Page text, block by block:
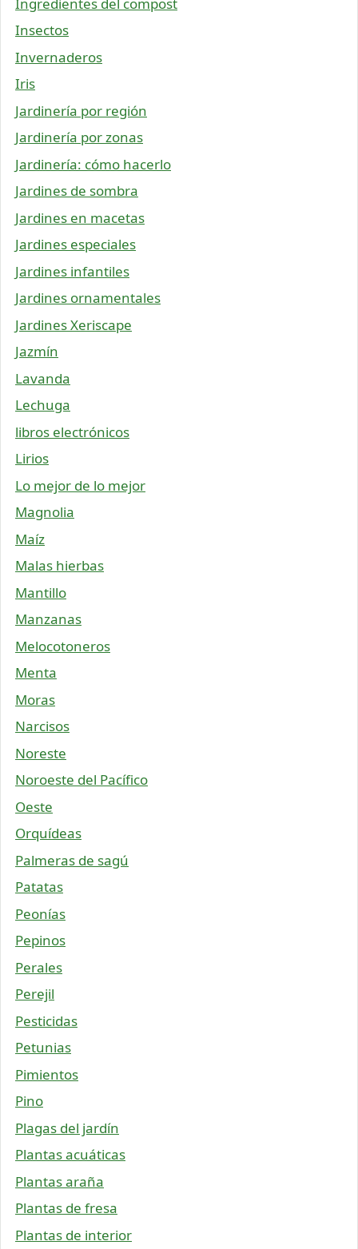
Insectos
Invernaderos
Iris
Jardinería por región
Jardinería por zonas
Jardinería: cómo hacerlo
Jardines de sombra
Jardines en macetas
Jardines especiales
Jardines infantiles
Jardines ornamentales
Jardines Xeriscape
Jazmín
Lavanda
Lechuga
libros electrónicos
Lirios
Lo mejor de lo mejor
Magnolia
Maíz
Malas hierbas
Mantillo
Manzanas
Melocotoneros
Menta
Moras
Narcisos
Noreste
Noroeste del Pacífico
Oeste
Orquídeas
Palmeras de sagú
Patatas
Peonías
Pepinos
Perales
Perejil
Pesticidas
Petunias
Pimientos
Pino
Plagas del jardín
Plantas acuáticas
Plantas araña
Plantas de fresa
Plantas de interior